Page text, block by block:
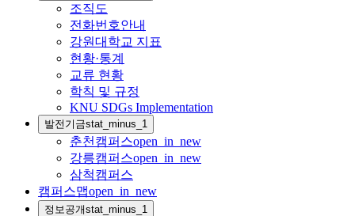
조직도
전화번호안내
강원대학교 지표
현황·통계
교류 현황
학칙 및 규정
KNU SDGs Implementation
발전기금stat_minus_1
춘천캠퍼스open_in_new
강릉캠퍼스open_in_new
삼척캠퍼스
캠퍼스맵open_in_new
정보공개stat_minus_1